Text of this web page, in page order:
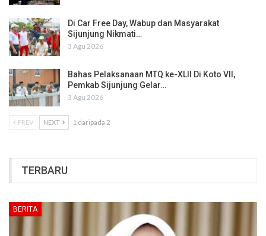
Di Car Free Day, Wabup dan Masyarakat
Sijunjung Nikmati…
3 Agu 2026
Bahas Pelaksanaan MTQ ke-XLII Di Koto VII,
Pemkab Sijunjung Gelar…
3 Agu 2026
PREV NEXT 1 daripada 2
TERBARU
BERITA